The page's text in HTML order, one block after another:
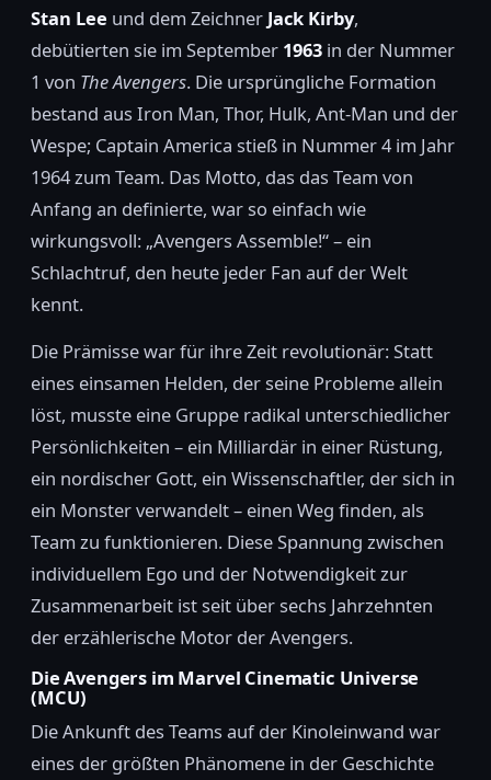
Stan Lee und dem Zeichner Jack Kirby,
debütierten sie im September 1963 in der Nummer
1 von The Avengers. Die ursprüngliche Formation
bestand aus Iron Man, Thor, Hulk, Ant-Man und der
Wespe; Captain America stieß in Nummer 4 im Jahr
1964 zum Team. Das Motto, das das Team von
Anfang an definierte, war so einfach wie
wirkungsvoll: „Avengers Assemble!“ – ein
Schlachtruf, den heute jeder Fan auf der Welt
kennt.
Die Prämisse war für ihre Zeit revolutionär: Statt
eines einsamen Helden, der seine Probleme allein
löst, musste eine Gruppe radikal unterschiedlicher
Persönlichkeiten – ein Milliardär in einer Rüstung,
ein nordischer Gott, ein Wissenschaftler, der sich in
ein Monster verwandelt – einen Weg finden, als
Team zu funktionieren. Diese Spannung zwischen
individuellem Ego und der Notwendigkeit zur
Zusammenarbeit ist seit über sechs Jahrzehnten
der erzählerische Motor der Avengers.
Die Avengers im Marvel Cinematic Universe
(MCU)
Die Ankunft des Teams auf der Kinoleinwand war
eines der größten Phänomene in der Geschichte